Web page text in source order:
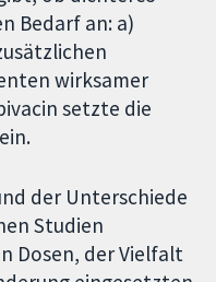
Bedarf an: a)
wirksamer
setzte die
der Unterschiede
Studien
Dosen, der Vielfalt